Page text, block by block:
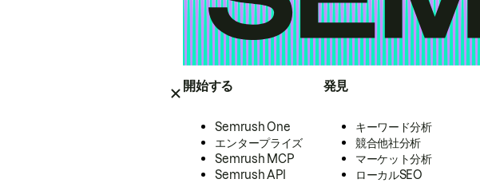
開始する
Semrush One
エンタープライズ
Semrush MCP
Semrush API
発見
キーワード分析
競合他社分析
マーケット分析
ローカルSEO